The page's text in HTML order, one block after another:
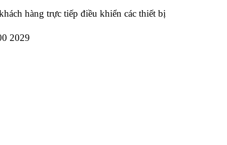
hàng trực tiếp điều khiển các thiết bị
2029